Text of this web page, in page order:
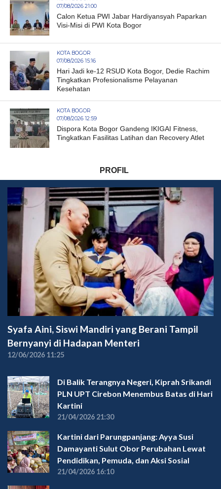
07/08/2026 21:00
Calon Ketua PWI Jabar Hardiyansyah Paparkan
Visi-Misi di PWI Kota Bogor
KOTA BOGOR
07/08/2026 15:16
Hari Jadi ke-12 RSUD Kota Bogor, Dedie Rachim
Tingkatkan Profesionalisme Pelayanan
Kesehatan
KOTA BOGOR
07/08/2026 12:59
Dispora Kota Bogor Gandeng IKIGAI Fitness,
Tingkatkan Fasilitas Latihan dan Recovery Atlet
PROFIL
Syafa Aini, Siswi Mandiri yang Berani Tampil
Bernyanyi di Hadapan Menteri
12/06/2026 11:25
Di Balik Terangnya Negeri, Kiprah Srikandi
PLN UPT Cirebon Menembus Batas di Hari
Kartini
21/04/2026 21:30
Kartini dari Parungpanjang: Ayya Susi
Damayanti Sulut Obor Perubahan Lewat
Pendidikan, Pemuda, dan Aksi Sosial
21/04/2026 16:10